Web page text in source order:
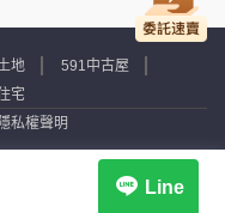
地
591中古屋
宅
隱私權聲明
Line